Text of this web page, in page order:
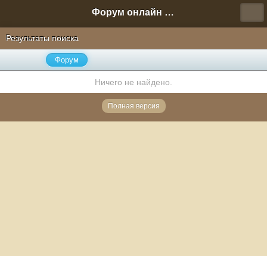
Форум онлайн игры "Новая Эра" (Нюра Биз)
Результаты поиска
Форум
Ничего не найдено.
Полная версия